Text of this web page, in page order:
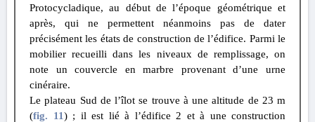
Protocycladique, au début de l’époque géométrique et
après, qui ne permettent néanmoins pas de dater
précisément les états de construction de l’édifice. Parmi le
mobilier recueilli dans les niveaux de remplissage, on
note un couvercle en marbre provenant d’une urne
cinéraire.
Le plateau Sud de l’îlot se trouve à une altitude de 23 m
(fig. 11) ; il est lié à l’édifice 2 et à une construction